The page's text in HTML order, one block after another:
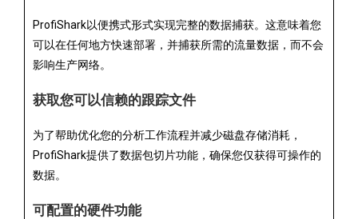
ProfiShark以便携式形式实现完整的数据捕获。这意味着您
可以在任何地方快速部署，并捕获所需的流量数据，而不会
影响生产网络。
获取您可以信赖的跟踪文件
为了帮助优化您的分析工作流程并减少磁盘存储消耗，
ProfiShark提供了数据包切片功能，确保您仅获得可操作的
数据。
可配置的硬件功能